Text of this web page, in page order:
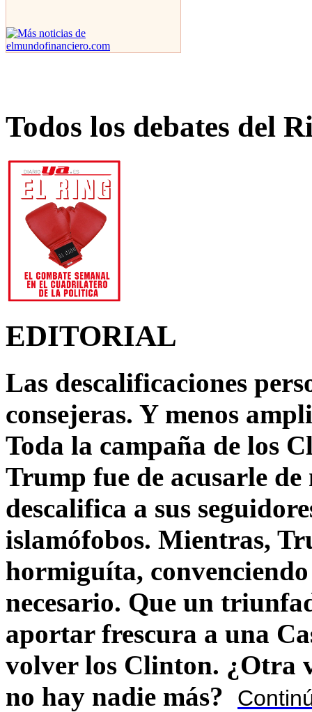
Todos los debates del
EDITORIAL
Las descalificaciones
consejeras. Y menos
Toda la campaña de los
Trump fue de acusarle
descalifica a sus
islamófobos. Mientras,
hormiguíta,
necesario. Que un
aportar frescura a una
volver los Clinton. ¿Otra
no hay nadie más?